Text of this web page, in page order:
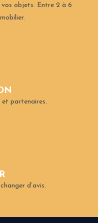
objets. Entre 2 à 6
et partenaires.
d’avis.